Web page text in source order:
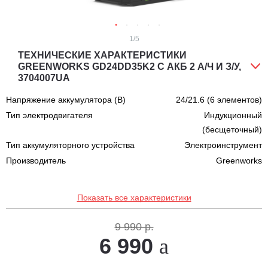
1 /5
ТЕХНИЧЕСКИЕ ХАРАКТЕРИСТИКИ
GREENWORKS GD24DD35K2 С АКБ 2 А/Ч И З/У,
3704007UA
Напряжение аккумулятора (В)
24/21.6 (6 элементов)
Тип электродвигателя
Индукционный
(бесщеточный)
Тип аккумуляторного устройства
Электроинструмент
Производитель
Greenworks
Показать все характеристики
9 990 р.
6 990